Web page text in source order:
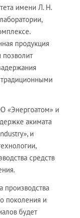
имени Л. Н.
продукция
«Энергоатом» и
акимата
и
средств
производства
поколения и
будет